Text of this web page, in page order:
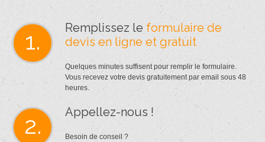
1. Remplissez le formulaire de
devis en ligne et gratuit
Quelques minutes suffisent pour remplir le formulaire.
Vous recevez votre devis gratuitement par email sous 48
heures.
2. Appellez-nous !
Besoin de conseil ?